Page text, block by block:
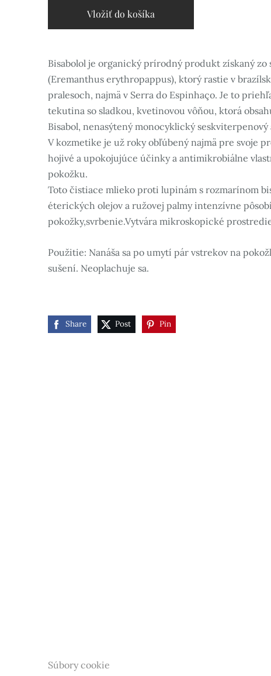
Vložiť do košíka
Bisabolol je organický prírodný produkt získaný zo
(Eremanthus erythropappus), ktorý rastie v
pralesoch, najmä v Serra do Espinhaço. Je to
tekutina so sladkou, kvetinovou vôňou, ktorá
Bisabol, nenasýtený monocyklický seskviterpenový
V kozmetike je už roky obľúbený najmä pre svoje
hojivé a upokojujúce účinky a antimikrobiálne
pokožku.
Toto čistiace mlieko proti lupinám s rozmarínom
éterických olejov a ružovej palmy intenzívne
pokožky,svrbenie.Vytvára mikroskopické
Použitie: Nanáša sa po umytí pár vstrekov na
sušení. Neoplachuje sa.
Share Post Pin
Súbory cookie